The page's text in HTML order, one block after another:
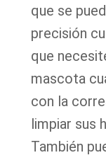
que se
precisión
que
mascota
con la
limpiar sus
También